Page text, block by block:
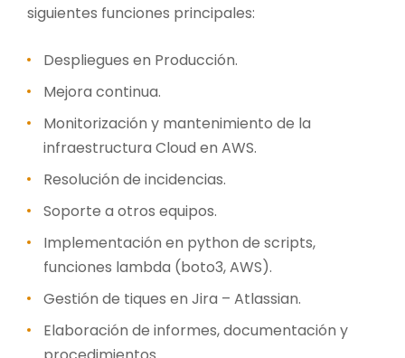
siguientes funciones principales:
Despliegues en Producción.
Mejora continua.
Monitorización y mantenimiento de la
infraestructura Cloud en AWS.
Resolución de incidencias.
Soporte a otros equipos.
Implementación en python de scripts,
funciones lambda (boto3, AWS).
Gestión de tiques en Jira – Atlassian.
Elaboración de informes, documentación y